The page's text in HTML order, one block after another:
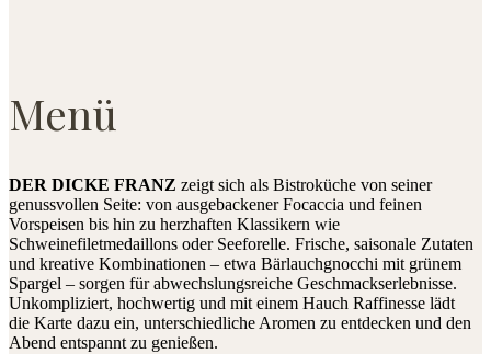
Menü
DER DICKE FRANZ zeigt sich als Bistroküche von seiner
genussvollen Seite: von ausgebackener Focaccia und feinen
Vorspeisen bis hin zu herzhaften Klassikern wie
Schweinefiletmedaillons oder Seeforelle. Frische, saisonale Zutaten
und kreative Kombinationen – etwa Bärlauchgnocchi mit grünem
Spargel – sorgen für abwechslungsreiche Geschmackserlebnisse.
Unkompliziert, hochwertig und mit einem Hauch Raffinesse lädt
die Karte dazu ein, unterschiedliche Aromen zu entdecken und den
Abend entspannt zu genießen.